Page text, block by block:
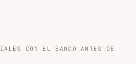
CON EL BANCO ANTES DE